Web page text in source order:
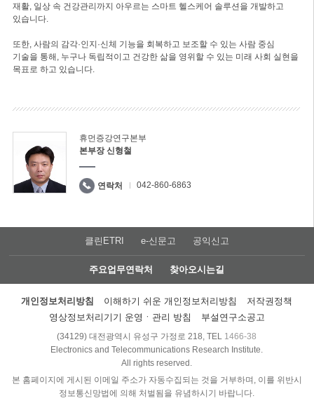
재활, 일상 속 건강관리까지 아우르는 스마트 헬스케어 솔루션을 개발하고
있습니다.
또한, 사람의 감각·인지·신체 기능을 회복하고 보조할 수 있는 사람 중심
기술을 통해, 누구나 독립적이고 건강한 삶을 영위할 수 있는 미래 사회 실현을
목표로 하고 있습니다.
휴먼증강연구본부
본부장 신형철
연락처 042-860-6863
클린ETRI e-신문고 공익신고
주요업무연락처 찾아오시는길
개인정보처리방침 이해하기 쉬운 개인정보처리방침
저작권정책
영상정보처리기기 운영ㆍ관리 방침
부설연구소공고
(34129) 대전광역시 유성구 가정로 218, TEL 1466-38
Electronics and Telecommunications Research Institute.
All rights reserved.
본 홈페이지에 게시된 이메일 주소가 자동수집되는 것을 거부하며, 이를 위반시
정보통신망법에 의해 처벌됨을 유념하시기 바랍니다.